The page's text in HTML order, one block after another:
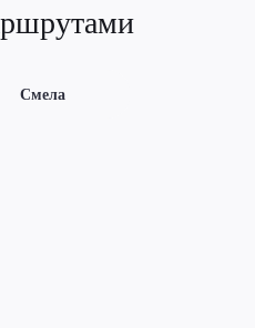
Смела